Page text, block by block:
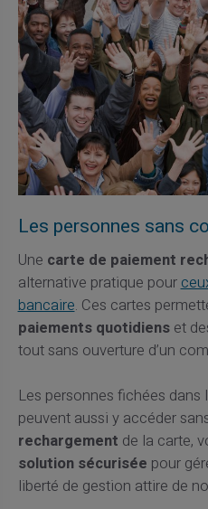
Les personnes sans
Une carte de paiement
alternative pratique pour
bancaire. Ces cartes
paiements quotidienset
tout sans ouverture d’un
Les personnes fichées dans
peuvent aussi y accéder
rechargement de la carte,
solution sécurisée pour
liberté de gestion attire de